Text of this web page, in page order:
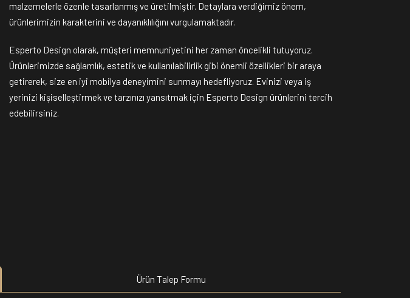
malzemelerle özenle tasarlanmış ve üretilmiştir. Detaylara verdiğimiz önem,
ürünlerimizin karakterini ve dayanıklılığını vurgulamaktadır.
Esperto Design olarak, müşteri memnuniyetini her zaman öncelikli tutuyoruz.
Ürünlerimizde sağlamlık, estetik ve kullanılabilirlik gibi önemli özellikleri bir araya
getirerek, size en iyi mobilya deneyimini sunmayı hedefliyoruz. Evinizi veya iş
yerinizi kişiselleştirmek ve tarzınızı yansıtmak için Esperto Design ürünlerini tercih
edebilirsiniz.
Ürün Talep Formu